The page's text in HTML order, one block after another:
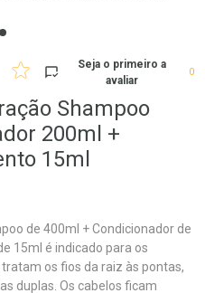
Seja o primeiro a
avaliar
0
Shampoo
200ml +
15ml
de 400ml + Condicionador de
15ml é indicado para os
os fios da raiz às pontas,
duplas. Os cabelos ficam